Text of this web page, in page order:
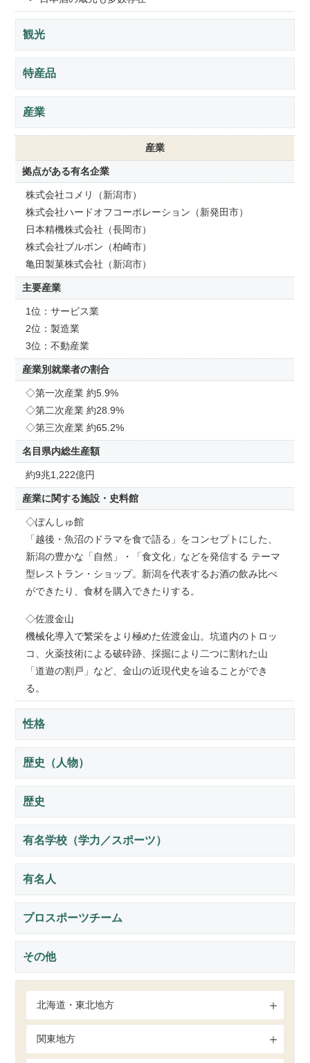
観光
特産品
産業
産業
拠点がある有名企業
株式会社コメリ（新潟市）
株式会社ハードオフコーポレーション（新発田市）
日本精機株式会社（長岡市）
株式会社ブルボン（柏崎市）
亀田製菓株式会社（新潟市）
主要産業
1位：サービス業
2位：製造業
3位：不動産業
産業別就業者の割合
◇第一次産業 約5.9%
◇第二次産業 約28.9%
◇第三次産業 約65.2%
名目県内総生産額
約9兆1,222億円
産業に関する施設・史料館
◇ぽんしゅ館
「越後・魚沼のドラマを食で語る」をコンセプトにした、
新潟の豊かな「自然」・「食文化」などを発信する テーマ
型レストラン・ショップ。新潟を代表するお酒の飲み比べ
ができたり、食材を購入できたりする。
◇佐渡金山
機械化導入で繁栄をより極めた佐渡金山。坑道内のトロッ
コ、火薬技術による破砕跡、採掘により二つに割れた山
「道遊の割戸」など、金山の近現代史を辿ることができ
る。
性格
歴史（人物）
歴史
有名学校（学力／スポーツ）
有名人
プロスポーツチーム
その他
北海道・東北地方
関東地方